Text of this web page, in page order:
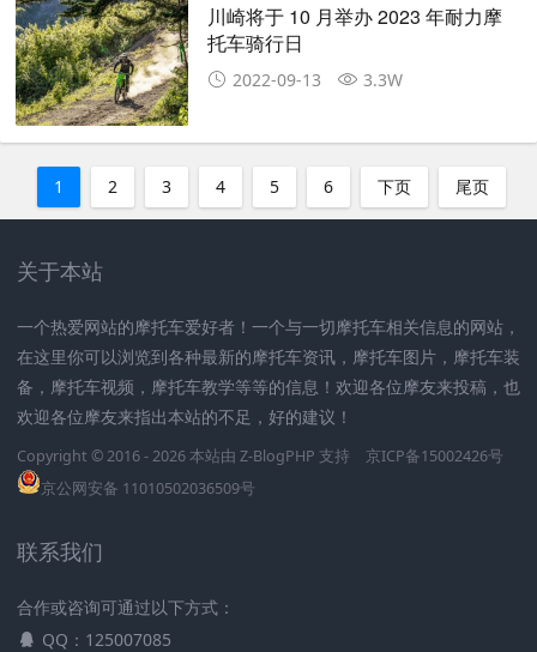
川崎将于 10 月举办 2023 年耐力摩
托车骑行日
2022-09-13 3.3W
1 2 3 4 5 6 下页 尾页
关于本站
一个热爱网站的摩托车爱好者！一个与一切摩托车相关信息的网站，
在这里你可以浏览到各种最新的摩托车资讯，摩托车图片，摩托车装
备，摩托车视频，摩托车教学等等的信息！欢迎各位摩友来投稿，也
欢迎各位摩友来指出本站的不足，好的建议！
Copyright © 2016 - 2026 本站由 Z-BlogPHP 支持
京ICP备15002426号
京公网安备 11010502036509号
联系我们
合作或咨询可通过以下方式：
QQ：125007085